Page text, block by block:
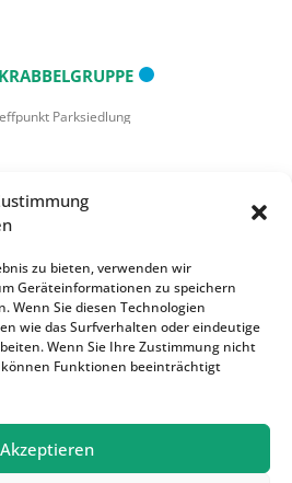
zu bieten, verwenden wir
Geräteinformationen zu speichern
Wenn Sie diesen Technologien
wie das Surfverhalten oder eindeutige
Wenn Sie Ihre Zustimmung nicht
Funktionen beeinträchtigt
Akzeptieren
Parksiedlung
KUCHEN